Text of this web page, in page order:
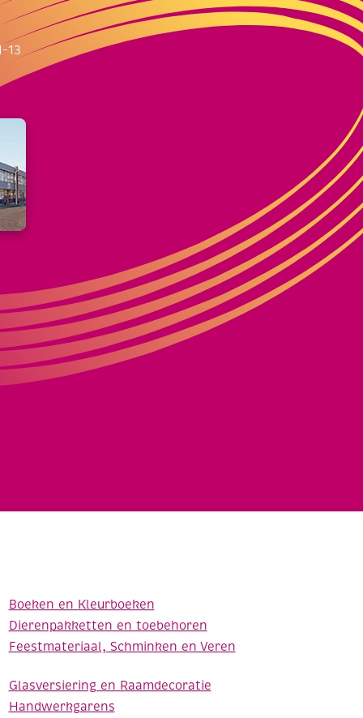
13
Boeken en Kleurboeken
Dierenpakketten en toebehoren
Feestmateriaal, Schminken en Veren
Glasversiering en Raamdecoratie
Handwerkgarens